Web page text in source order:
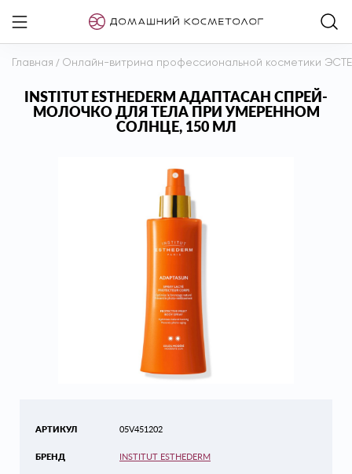
Главная / Онлайн-витрина профессиональной косметики
INSTITUT ESTHEDERM АДАПТАСАН СПРЕЙ-
МОЛОЧКО ДЛЯ ТЕЛА ПРИ УМЕРЕННОМ
СОЛНЦЕ, 150 МЛ
АРТИКУЛ
БРЕНД
05V451202
INSTITUT ESTHEDERM